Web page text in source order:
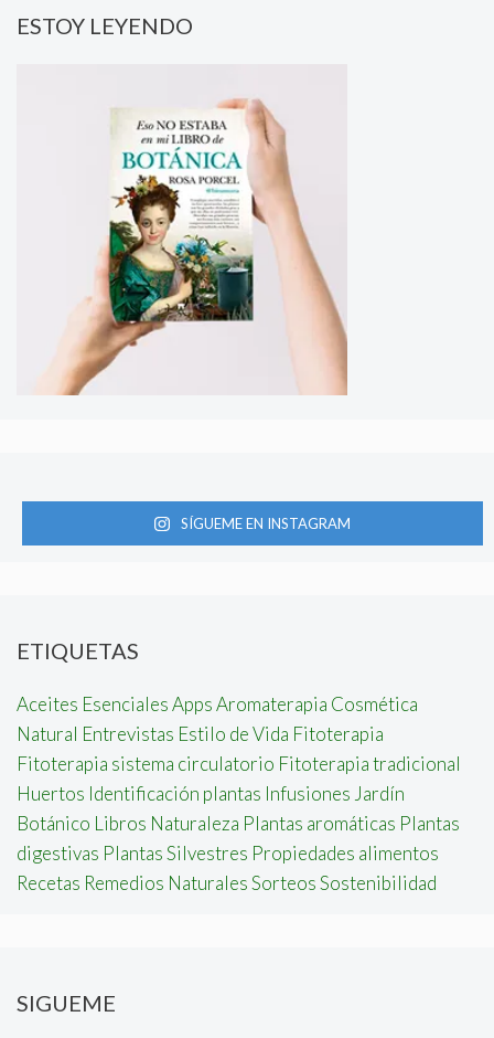
ESTOY LEYENDO
SÍGUEME EN INSTAGRAM
ETIQUETAS
Aceites EsencialesAppsAromaterapia Cosmética
Natural Entrevistas Estilo de Vida Fitoterapia
Fitoterapia sistema circulatorio Fitoterapia tradicional
Huertos Identificación plantas Infusiones Jardín
Botánico Libros Naturaleza Plantas aromáticas Plantas
digestivas Plantas Silvestres Propiedades alimentos
Recetas Remedios NaturalesSorteosSostenibilidad
SIGUEME